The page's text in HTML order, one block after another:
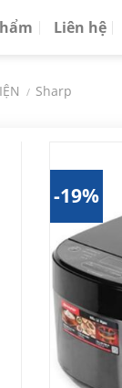
Liên hệ
/ Sharp
-19%